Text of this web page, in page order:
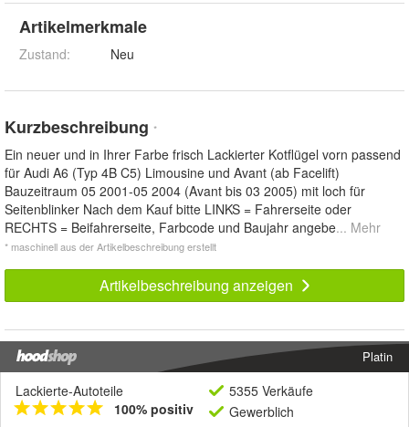
Artikelmerkmale
Zustand: Neu
Kurzbeschreibung *
Ein neuer und in Ihrer Farbe frisch Lackierter Kotflügel vorn passend
für Audi A6 (Typ 4B C5) Limousine und Avant (ab Facelift)
Bauzeitraum 05 2001-05 2004 (Avant bis 03 2005) mit loch für
Seitenblinker Nach dem Kauf bitte LINKS = Fahrerseite oder
RECHTS = Beifahrerseite, Farbcode und Baujahr angebe... Mehr
* maschinell aus der Artikelbeschreibung erstellt
Artikelbeschreibung anzeigen
Platin
Lackierte-Autoteile
100% positiv
5355 Verkäufe
Gewerblich